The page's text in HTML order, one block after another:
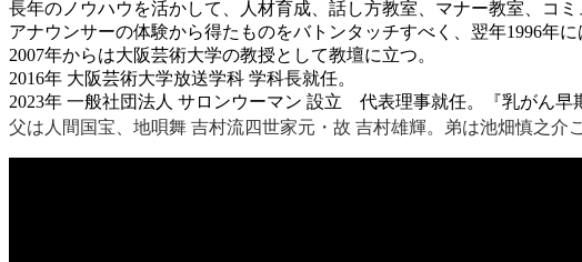
長年のノウハウを活かして、人材育成、話し方教室、マナー教室、コ
アナウンサーの体験から得たものをバトンタッチすべく、翌年1996年
2007年からは大阪芸術大学の教授として教壇に立つ。
2016年 大阪芸術大学放送学科 学科長就任。
2023年 一般社団法人 サロンウーマン 設立 代表理事就任。『乳がん早
父は人間国宝、地唄舞 吉村流四世家元・故 吉村雄輝。弟は池畑慎之介